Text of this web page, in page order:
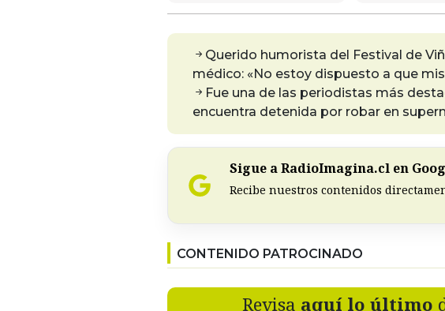
Querido humorista del Festival de
médico: «No estoy dispuesto a que
Fue una de las periodistas más
encuentra detenida por robar en
Sigue a RadioImagina.cl en
Recibe nuestros contenidos
CONTENIDO PATROCINADO
Revisa aquí lo último